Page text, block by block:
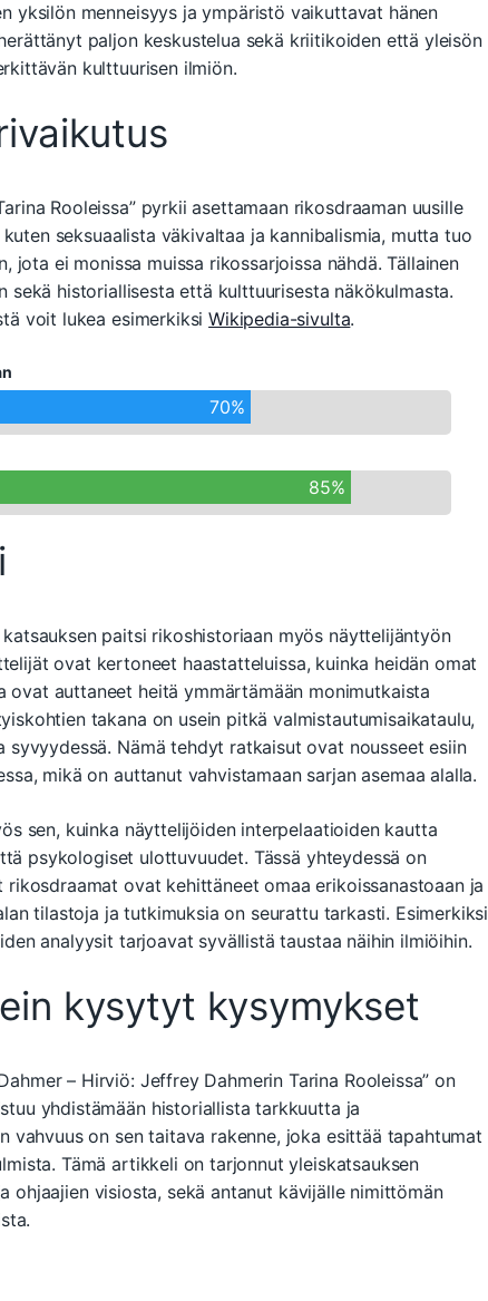
yksilön menneisyys ja ympäristö vaikuttavat hänen
paljon keskustelua sekä kriitikoiden että yleisön
kulttuurisen ilmiön.
Rooleissa” pyrkii asettamaan rikosdraaman uusille
seksuaalista väkivaltaa ja kannibalismia, mutta tuo
jota ei monissa muissa rikossarjoissa nähdä. Tällainen
sekä historiallisesta että kulttuurisesta näkökulmasta.
voit lukea esimerkiksiWikipedia-sivulta.
70%
85%
paitsi rikoshistoriaan myös näyttelijäntyön
ovat kertoneet haastatteluissa, kuinka heidän omat
ovat auttaneet heitä ymmärtämään monimutkaista
takana on usein pitkä valmistautumisaikataulu,
syvyydessä. Nämä tehdyt ratkaisut ovat nousseet esiin
mikä on auttanut vahvistamaan sarjan asemaa alalla.
sen, kuinka näyttelijöiden interpelaatioiden kautta
psykologiset ulottuvuudet. Tässä yhteydessä on
ovat kehittäneet omaa erikoissanastoaan ja
tilastoja ja tutkimuksia on seurattu tarkasti. Esimerkiksi
analyysit tarjoavat syvällistä taustaa näihin ilmiöihin.
kysytyt kysymykset
– Hirviö: Jeffrey Dahmerin Tarina Rooleissa” on
yhdistämään historiallista tarkkuutta ja
vahvuus on sen taitava rakenne, joka esittää tapahtumat
Tämä artikkeli on tarjonnut yleiskatsauksen
ohjaajien visiosta, sekä antanut kävijälle nimittömän